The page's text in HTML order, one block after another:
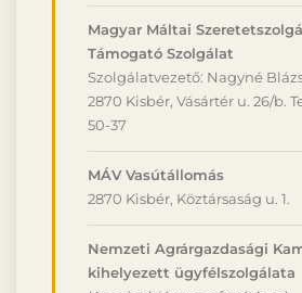
Magyar Máltai
Támogató Szolgálat
Szolgálatvezető: Nagyné
2870 Kisbér, Vásártér u. 26/b.
50-37
MÁV Vasútállomás
2870 Kisbér, Köztársaság u. 1.
Nemzeti Agrárgazdasági
kihelyezett ügyfélszolgálata